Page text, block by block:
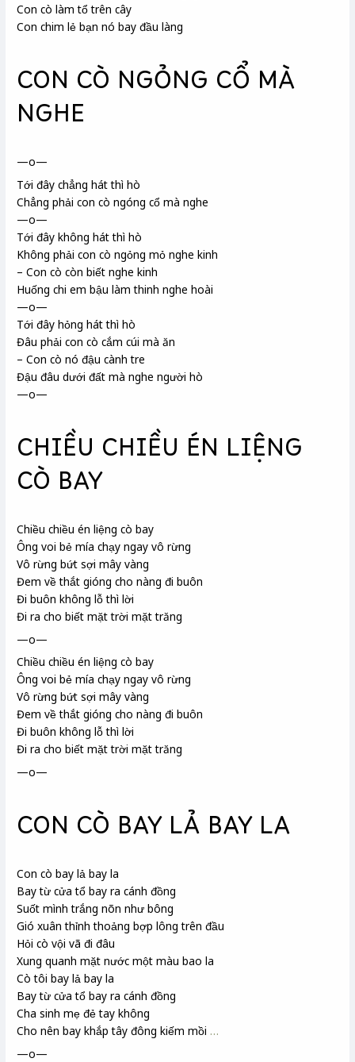
Con cò làm tổ trên cây
Con chim lẻ bạn nó bay đầu làng
CON CÒ NGỎNG CỔ MÀ
NGHE
—o—
Tới đây chẳng hát thì hò
Chẳng phải con cò ngóng cổ mà nghe
—o—
Tới đây không hát thì hò
Không phải con cò ngỏng mỏ nghe kinh
– Con cò còn biết nghe kinh
Huống chi em bậu làm thinh nghe hoài
—o—
Tới đây hỏng hát thì hò
Đâu phải con cò cắm cúi mà ăn
– Con cò nó đậu cành tre
Đậu đâu dưới đất mà nghe người hò
—o—
CHIỀU CHIỀU ÉN LIỆNG
CÒ BAY
Chiều chiều én liệng cò bay
Ông voi bẻ mía chạy ngay vô rừng
Vô rừng bứt sợi mây vàng
Đem về thắt gióng cho nàng đi buôn
Đi buôn không lỗ thì lời
Đi ra cho biết mặt trời mặt trăng
—o—
Chiều chiều én liệng cò bay
Ông voi bẻ mía chạy ngay vô rừng
Vô rừng bứt sợi mây vàng
Đem về thắt gióng cho nàng đi buôn
Đi buôn không lỗ thì lời
Đi ra cho biết mặt trời mặt trăng
—o—
CON CÒ BAY LẢ BAY LA
Con cò bay lả bay la
Bay từ cửa tổ bay ra cánh đồng
Suốt mình trắng nõn như bông
Gió xuân thỉnh thoảng bợp lông trên đầu
Hỏi cò vội vã đi đâu
Xung quanh mặt nước một màu bao la
Cò tôi bay lả bay la
Bay từ cửa tổ bay ra cánh đồng
Cha sinh mẹ đẻ tay không
Cho nên bay khắp tây đông kiếm mồi …
—o—